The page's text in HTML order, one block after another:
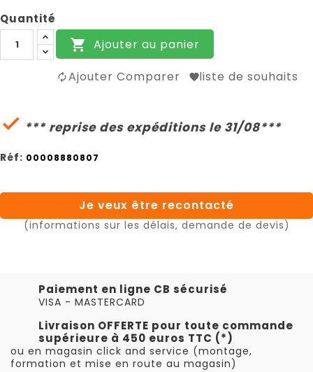
Quantité
 Ajouter au panier
Ajouter Comparer liste de souhaits
 *** reprise des expéditions le 31/08***
Réf: 00008880807
Je veux être recontacté
(informations sur les délais, demande de devis)
Paiement en ligne CB sécurisé
VISA - MASTERCARD
Livraison OFFERTE pour toute commande
supérieure à 450 euros TTC (*)
ou en magasin click and service (montage,
formation et mise en route au magasin)